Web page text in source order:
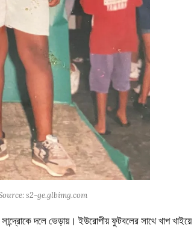
Source: s2-ge.glbimg.com
দলে ভেড়ায়। ইউরোপীয় ফুটবলের সাথে খাপ খাইয়ে